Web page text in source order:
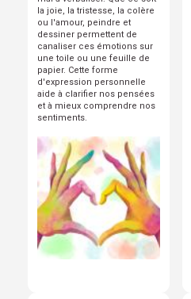
la joie, la tristesse, la colère
ou l'amour, peindre et
dessiner permettent de
canaliser ces émotions sur
une toile ou une feuille de
papier. Cette forme
d'expression personnelle
aide à clarifier nos pensées
et à mieux comprendre nos
sentiments.